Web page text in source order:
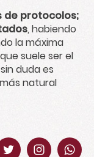
de protocolos;
, habiendo
la máxima
suele ser el
duda es
natural